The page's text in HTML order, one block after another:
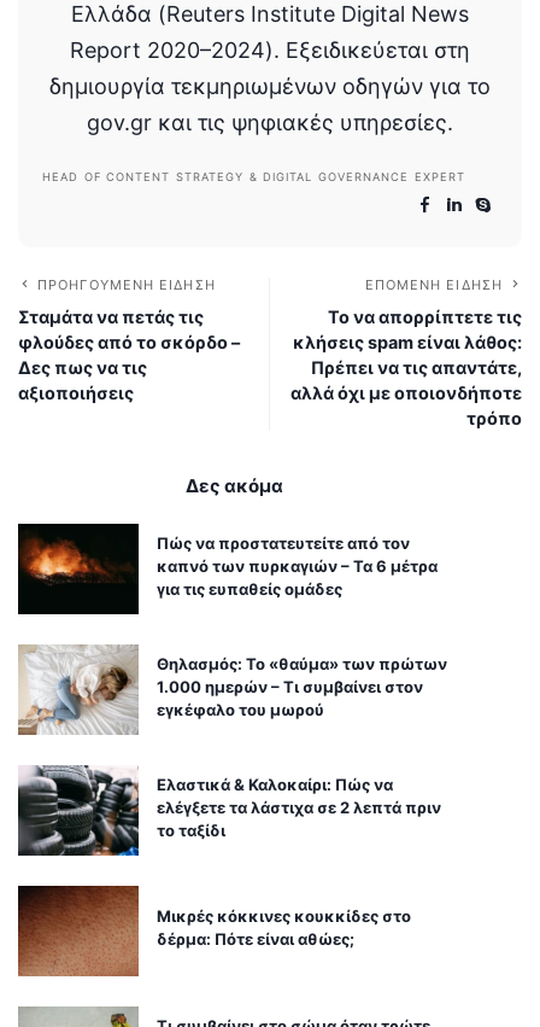
Ελλάδα (Reuters Institute Digital News
Report 2020–2024). Εξειδικεύεται στη
δημιουργία τεκμηριωμένων οδηγών για το
gov.gr και τις ψηφιακές υπηρεσίες.
HEAD OF CONTENT STRATEGY & DIGITAL GOVERNANCE EXPERT
ΠΡΟΗΓΟΎΜΕΝΗ ΕΊΔΗΣΗ
Σταμάτα να πετάς τις
φλούδες από το σκόρδο –
Δες πως να τις
αξιοποιήσεις
ΕΠΌΜΕΝΗ ΕΊΔΗΣΗ
Το να απορρίπτετε τις
κλήσεις spam είναι λάθος:
Πρέπει να τις απαντάτε,
αλλά όχι με οποιονδήποτε
τρόπο
Δες ακόμα
Πώς να προστατευτείτε από τον
καπνό των πυρκαγιών – Τα 6 μέτρα
για τις ευπαθείς ομάδες
Θηλασμός: Το «θαύμα» των πρώτων
1.000 ημερών – Τι συμβαίνει στον
εγκέφαλο του μωρού
Ελαστικά & Καλοκαίρι: Πώς να
ελέγξετε τα λάστιχα σε 2 λεπτά πριν
το ταξίδι
Μικρές κόκκινες κουκκίδες στο
δέρμα: Πότε είναι αθώες;